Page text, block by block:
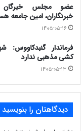
این اقدام سریع و
توهین به فرهنگ
جمهوری اسلامی
تنوع فرهنگی است و
www.ulkamiz.ir
عضو مجلس خبرگان
خبرنگاران، امین جامعه
۱۴۰۵-۰۵-۱۶
فرماندار
کشی مذهبی ندارد
۱۴۰۵-۰۵-۱۳
دیدگاهتان را بنویسید